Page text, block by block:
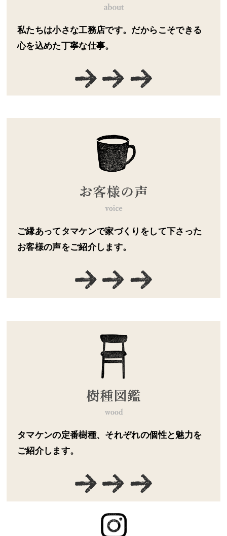
私たちは小さな工務店です。だからこそできる
心を込めた丁寧な仕事。
ご縁あってタマケンで家づくりをして下さった
お客様の声をご紹介します。
タマケンの定番樹種、それぞれの個性と魅力を
ご紹介します。